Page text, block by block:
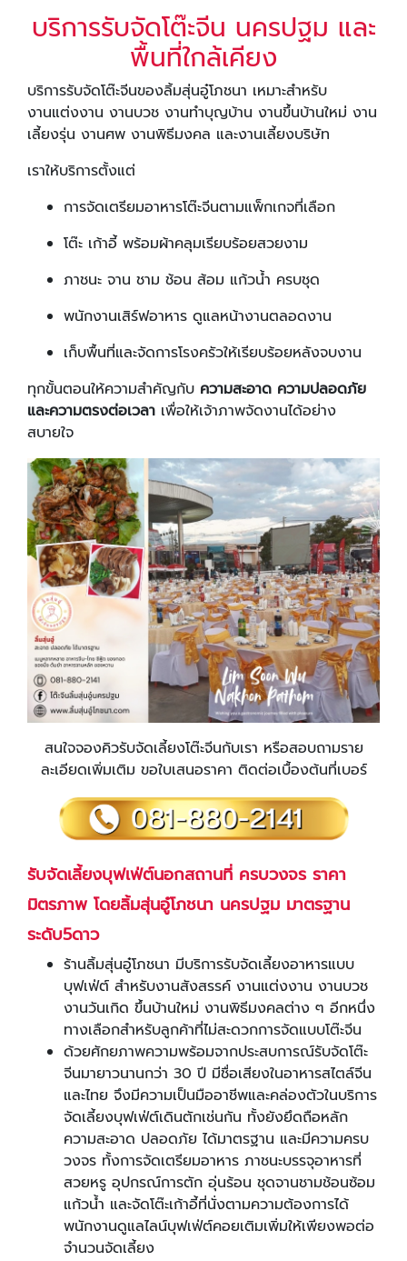
บริการรับจัดโต๊ะจีน นครปฐม และ
พื้นที่ใกล้เคียง
บริการรับจัดโต๊ะจีนของลิ้มสุ่นอู๋โภชนา เหมาะสำหรับ
งานแต่งงาน งานบวช งานทำบุญบ้าน งานขึ้นบ้านใหม่ งาน
เลี้ยงรุ่น งานศพ งานพิธีมงคล และงานเลี้ยงบริษัท
เราให้บริการตั้งแต่
การจัดเตรียมอาหารโต๊ะจีนตามแพ็กเกจที่เลือก
โต๊ะ เก้าอี้ พร้อมผ้าคลุมเรียบร้อยสวยงาม
ภาชนะ จาน ชาม ช้อน ส้อม แก้วน้ำ ครบชุด
พนักงานเสิร์ฟอาหาร ดูแลหน้างานตลอดงาน
เก็บพื้นที่และจัดการโรงครัวให้เรียบร้อยหลังจบงาน
ทุกขั้นตอนให้ความสำคัญกับ ความสะอาด ความปลอดภัย
และความตรงต่อเวลา เพื่อให้เจ้าภาพจัดงานได้อย่าง
สบายใจ
สนใจจองคิวรับจัดเลี้ยงโต๊ะจีนกับเรา หรือสอบถามราย
ละเอียดเพิ่มเติม ขอใบเสนอราคา ติดต่อเบื้องต้นที่เบอร์
รับจัดเลี้ยงบุฟเฟ่ต์นอกสถานที่ ครบวงจร ราคา
มิตรภาพ โดยลิ้มสุ่นอู๋โภชนา นครปฐม มาตรฐาน
ระดับ5ดาว
ร้านลิ้มสุ่นอู๋โภชนา มีบริการรับจัดเลี้ยงอาหารแบบ
บุฟเฟ่ต์ สำหรับงานสังสรรค์ งานแต่งงาน งานบวช
งานวันเกิด ขึ้นบ้านใหม่ งานพิธีมงคลต่าง ๆ อีกหนึ่ง
ทางเลือกสำหรับลูกค้าที่ไม่สะดวกการจัดแบบโต๊ะจีน
ด้วยศักยภาพความพร้อมจากประสบการณ์รับจัดโต๊ะ
จีนมายาวนานกว่า 30 ปี มีชื่อเสียงในอาหารสไตล์จีน
และไทย จึงมีความเป็นมืออาชีพและคล่องตัวในบริการ
จัดเลี้ยงบุฟเฟ่ต์เดินตักเช่นกัน ทั้งยังยึดถือหลัก
ความสะอาด ปลอดภัย ได้มาตรฐาน และมีความครบ
วงจร ทั้งการจัดเตรียมอาหาร ภาชนะบรรจุอาหารที่
สวยหรู อุปกรณ์การตัก อุ่นร้อน ชุดจานชามช้อนซ้อม
แก้วน้ำ และจัดโต๊ะเก้าอี้ที่นั่งตามความต้องการได้
พนักงานดูแลไลน์บุฟเฟ่ต์คอยเติมเพิ่มให้เพียงพอต่อ
จำนวนจัดเลี้ยง